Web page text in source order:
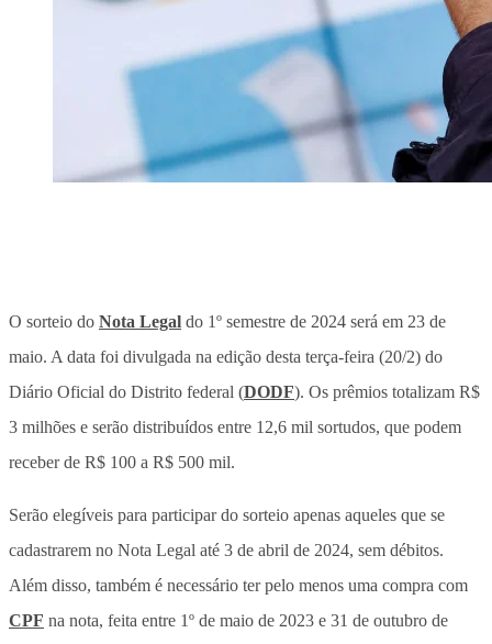
O sorteio do Nota Legal do 1º semestre de 2024 será em 23 de
maio. A data foi divulgada na edição desta terça-feira (20/2) do
Diário Oficial do Distrito federal (DODF). Os prêmios totalizam R$
3 milhões e serão distribuídos entre 12,6 mil sortudos, que podem
receber de R$ 100 a R$ 500 mil.
Serão elegíveis para participar do sorteio apenas aqueles que se
cadastrarem no Nota Legal até 3 de abril de 2024, sem débitos.
Além disso, também é necessário ter pelo menos uma compra com
CPF na nota, feita entre 1º de maio de 2023 e 31 de outubro de